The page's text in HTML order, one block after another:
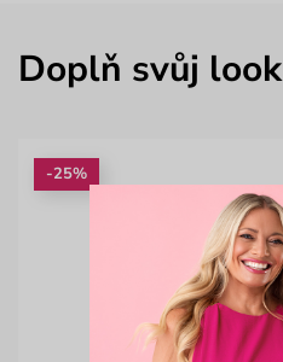
Doplň svůj look
-25%